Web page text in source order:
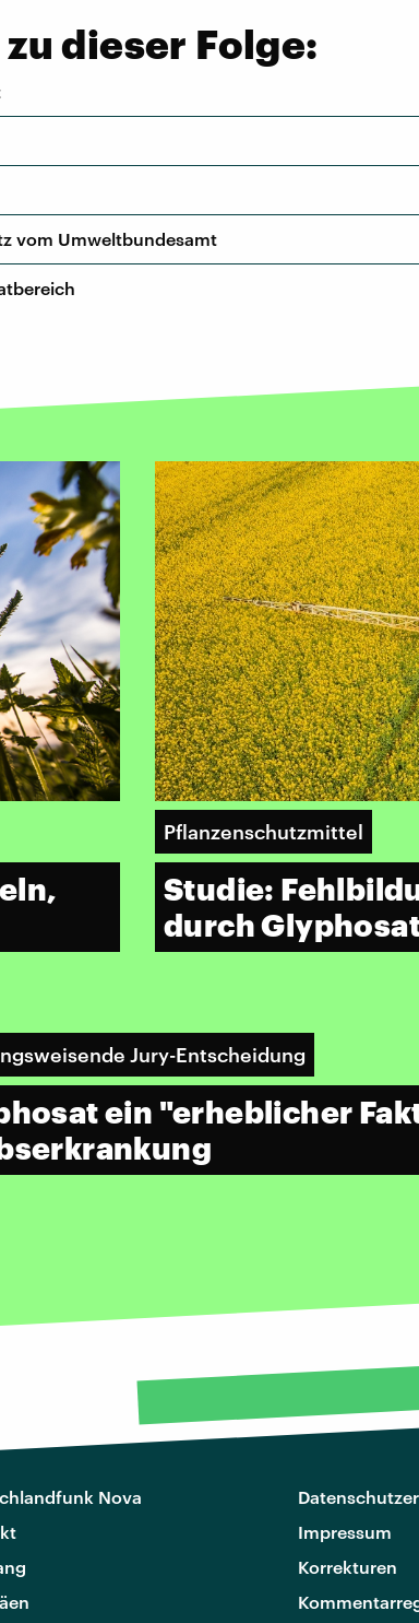
dieser Folge:
vom Umweltbundesamt
Pflanzenschutzmittel
Studie:
durch
Jury-Entscheidung
ein "erheblicher
Nova
Impressum
Korrekturen